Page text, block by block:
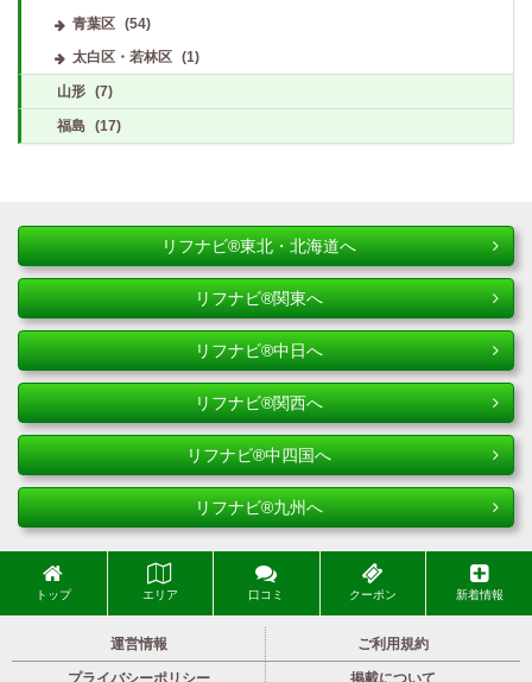
青葉区
(54)
太白区・若林区
(1)
山形 (7)
福島 (17)
リフナビ®東北・北海道へ
リフナビ®関東へ
リフナビ®中日へ
リフナビ®関西へ
リフナビ®中四国へ
リフナビ®九州へ
トップ エリア 口コミ クーポン 新着情報
運営情報 ご利用規約
プライバシーポリシー 掲載について